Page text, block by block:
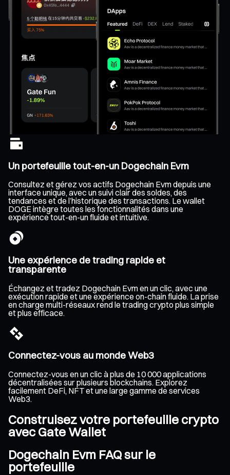
Un portefeuille tout-en-un Dogechain Evm
Consultez et gérez vos actifs Dogechain Evm depuis une
interface unique, avec un suivi clair des soldes, des
tendances et de l’historique des transactions. Le wallet
DOGE intègre toutes les fonctionnalités dans une
expérience tout-en-un fluide et intuitive.
Une expérience de trading rapide et
transparente
Échangez et tradez Dogechain Evm en un clic, avec une
exécution rapide et une expérience on-chain fluide. La prise
en charge multi-réseaux rend le trading crypto plus simple
et plus efficace.
Connectez-vous au monde Web3
Connectez-vous en un clic à plus de 10 000 applications
décentralisées sur plusieurs blockchains. Explorez
facilement DeFi, NFT et une large gamme de services
Web3.
Construisez votre portefeuille crypto
avec Gate Wallet
Dogechain Evm FAQ sur le
portefeuille